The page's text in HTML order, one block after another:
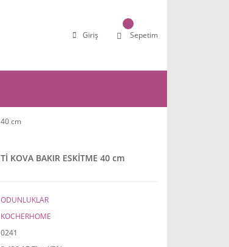
Giriş Sepetim
40 cm
KOVA BAKIR ESKİTME 40 cm
ODUNLUKLAR
KOCHERHOME
0241